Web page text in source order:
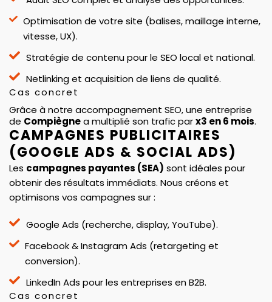
Optimisation de votre site (balises, maillage interne,
vitesse, UX).
Stratégie de contenu pour le SEO local et national.
Netlinking et acquisition de liens de qualité.
Cas concret
Grâce à notre accompagnement SEO, une entreprise
de Compiègnea multiplié son trafic parx3 en 6 mois.
CAMPAGNES PUBLICITAIRES
(GOOGLE ADS & SOCIAL ADS)
Les campagnes payantes (SEA) sont idéales pour
obtenir des résultats immédiats. Nous créons et
optimisons vos campagnes sur :
Google Ads (recherche, display, YouTube).
Facebook & Instagram Ads (retargeting et
conversion).
LinkedIn Ads pour les entreprises en B2B.
Cas concret